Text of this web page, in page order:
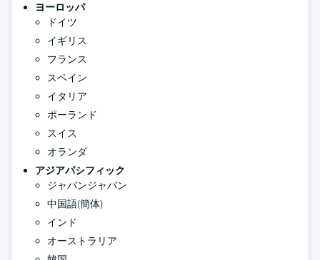
ヨーロッパ
ドイツ
イギリス
フランス
スペイン
イタリア
ポーランド
スイス
オランダ
アジアパシフィック
ジャパンジャパン
中国語(簡体)
インド
オーストラリア